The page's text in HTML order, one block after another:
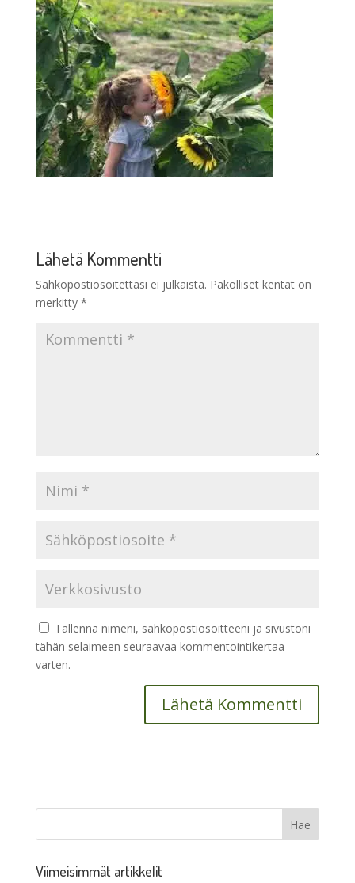
Lähetä Kommentti
Sähköpostiosoitettasi ei julkaista. Pakolliset kentät on
merkitty *
Tallenna nimeni, sähköpostiosoitteeni ja sivustoni
tähän selaimeen seuraavaa kommentointikertaa
varten.
Viimeisimmät artikkelit